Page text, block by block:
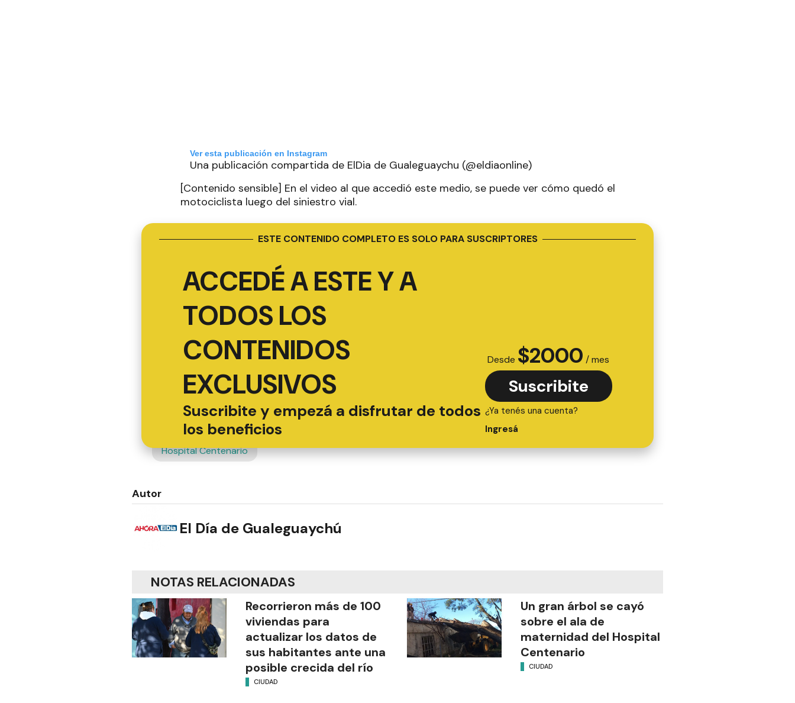
Ver esta publicación en Instagram
Una publicación compartida de ElDia de Gualeguaychu (@eldiaonline)
[Contenido sensible] En el video al que accedió este medio, se puede ver cómo quedó el
motociclista luego del siniestro vial.
ESTE CONTENIDO COMPLETO ES SOLO PARA SUSCRIPTORES
ACCEDÉ A ESTE Y A
TODOS LOS
CONTENIDOS
EXCLUSIVOS
Suscribite y empezá a disfrutar de todos
los beneficios
Desde $2000 / mes
Suscribite
¿Ya tenés una cuenta?
Ingresá
Hospital Centenario
Autor
El Día de Gualeguaychú
NOTAS RELACIONADAS
Recorrieron más de 100
viviendas para
actualizar los datos de
sus habitantes ante una
posible crecida del río
CIUDAD
Un gran árbol se cayó
sobre el ala de
maternidad del Hospital
Centenario
CIUDAD